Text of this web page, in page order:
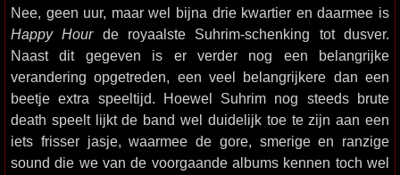
Nee, geen uur, maar wel bijna drie kwartier en daarmee is
Happy Hourde royaalste Suhrim-schenking tot dusver.
Naast dit gegeven is er verder nog een belangrijke
verandering opgetreden, een veel belangrijkere dan een
beetje extra speeltijd. Hoewel Suhrim nog steeds brute
death speelt lijkt de band wel duidelijk toe te zijn aan een
iets frisser jasje, waarmee de gore, smerige en ranzige
sound die we van de voorgaande albums kennen toch wel